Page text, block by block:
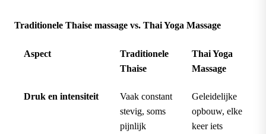
Traditionele Thaise massage vs. Thai Yoga Massage
Aspect
Traditionele
Thaise
Thai Yoga
Massage
Druk en intensiteit
Vaak constant
stevig, soms
pijnlijk
Geleidelijke
opbouw, elke
keer iets